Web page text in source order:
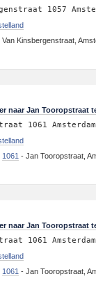
1057
Van Kinsbergenstraat,
naar Jan Tooropstraat
1061
1061 -Jan Tooropstraat,
naar Jan Tooropstraat
1061
1061 -Jan Tooropstraat,